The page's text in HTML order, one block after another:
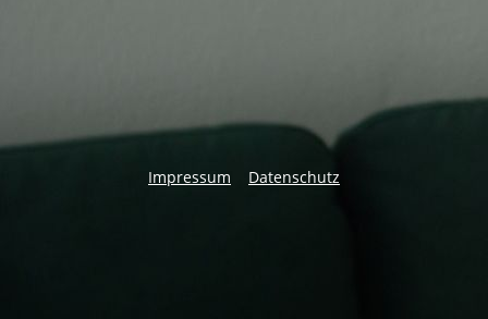
Impressum Datenschutz